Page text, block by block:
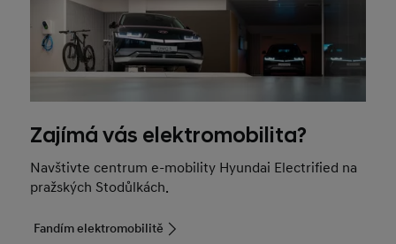
Zajímá vás elektromobilita?
Navštivte centrum e-mobility Hyundai Electrified na
pražských Stodůlkách.
Fandím elektromobilitě